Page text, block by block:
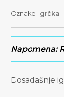
Oznake grčka
Napomena:
Dosadašnje